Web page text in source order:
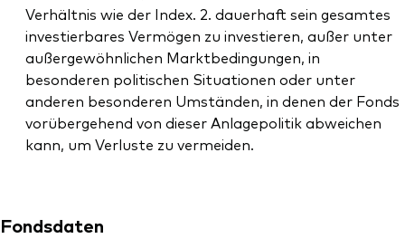
Verhältnis wie der Index. 2. dauerhaft sein gesamtes
investierbares Vermögen zu investieren, außer unter
außergewöhnlichen Marktbedingungen, in
besonderen politischen Situationen oder unter
anderen besonderen Umständen, in denen der Fonds
vorübergehend von dieser Anlagepolitik abweichen
kann, um Verluste zu vermeiden.
Fondsdaten